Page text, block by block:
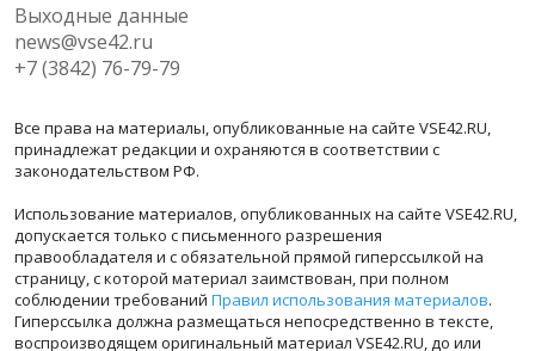
Выходные данные
news@vse42.ru
+7 (3842) 76-79-79
Все права на материалы, опубликованные на сайте VSE42.RU,
принадлежат редакции и охраняются в соответствии с
законодательством РФ.
Использование материалов, опубликованных на сайте VSE42.RU,
допускается только с письменного разрешения
правообладателя и с обязательной прямой гиперссылкой на
страницу, с которой материал заимствован, при полном
соблюдении требований Правил использования материалов.
Гиперссылка должна размещаться непосредственно в тексте,
воспроизводящем оригинальный материал VSE42.RU, до или